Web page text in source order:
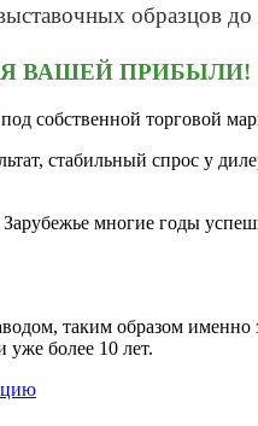
образцов
- ДЛЯ ВАШЕЙ ПРИБЫЛИ!
под собственной торговой
стабильный спрос у
многие годы
таким образом именно
уже более 10 лет.